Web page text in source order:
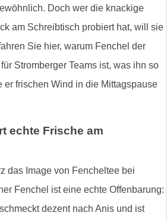
Doch wer die knackige
am Schreibtisch probiert hat, will sie
Sie hier, warum Fenchel der
Stromberger Teams ist, was ihn so
er frischen Wind in die Mittagspause
echte Frische am
das Image von Fencheltee bei
Fenchel ist eine echte Offenbarung:
dezent nach Anis und ist